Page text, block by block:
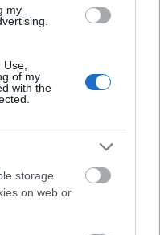
my
of my
with the
storage
on web or
στο
– Τι αλλάζει